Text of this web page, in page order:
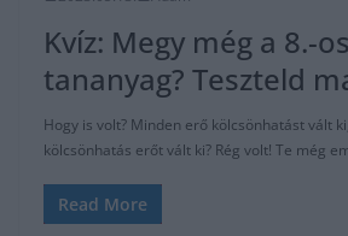
Kvíz: Megy még a 8.-
tananyag? Teszteld
Hogy is volt? Minden erő kölcsönhatást vált
kölcsönhatás erőt vált ki? Rég volt! Te még
Read More